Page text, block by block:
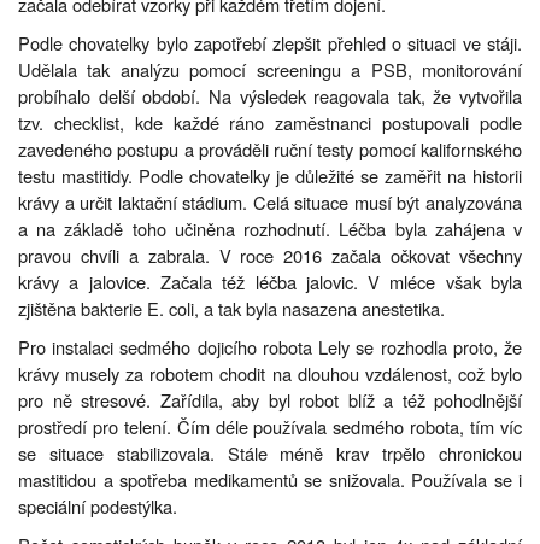
Podle chovatelky bylo zapotřebí zlepšit přehled o situaci ve stáji.
Udělala tak analýzu pomocí screeningu a PSB, monitorování
probíhalo delší období. Na výsledek reagovala tak, že vytvořila
tzv. checklist, kde každé ráno zaměstnanci postupovali podle
zavedeného postupu a prováděli ruční testy pomocí kalifornského
testu mastitidy. Podle chovatelky je důležité se zaměřit na historii
krávy a určit laktační stádium. Celá situace musí být analyzována
a na základě toho učiněna rozhodnutí. Léčba byla zahájena v
pravou chvíli a zabrala. V roce 2016 začala očkovat všechny
krávy a jalovice. Začala též léčba jalovic. V mléce však byla
zjištěna bakterie E. coli, a tak byla nasazena anestetika.
Pro instalaci sedmého dojicího robota Lely se rozhodla proto, že
krávy musely za robotem chodit na dlouhou vzdálenost, což bylo
pro ně stresové. Zařídila, aby byl robot blíž a též pohodlnější
prostředí pro telení. Čím déle používala sedmého robota, tím víc
se situace stabilizovala. Stále méně krav trpělo chronickou
mastitidou a spotřeba medikamentů se snižovala. Používala se i
speciální podestýlka.